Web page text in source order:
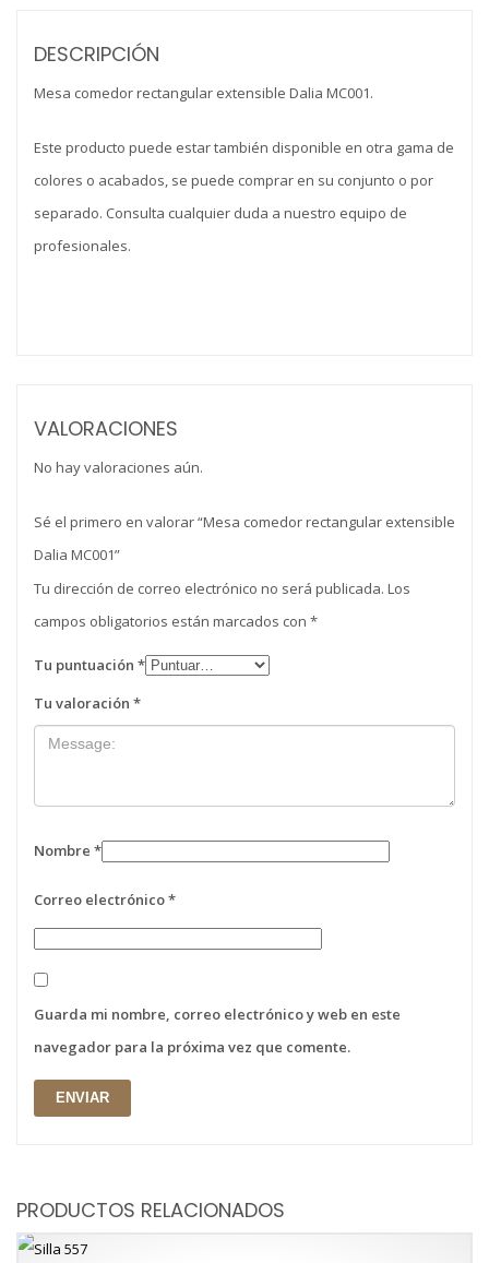
DESCRIPCIÓN
Mesa comedor rectangular extensible Dalia MC001.
Este producto puede estar también disponible en otra gama de
colores o acabados, se puede comprar en su conjunto o por
separado. Consulta cualquier duda a nuestro equipo de
profesionales.
VALORACIONES
No hay valoraciones aún.
Sé el primero en valorar “Mesa comedor rectangular extensible
Dalia MC001”
Tu dirección de correo electrónico no será publicada. Los
campos obligatorios están marcados con *
Tu puntuación *
Tu valoración *
Nombre *
Correo electrónico*
Guarda mi nombre, correo electrónico y web en este
navegador para la próxima vez que comente.
PRODUCTOS RELACIONADOS